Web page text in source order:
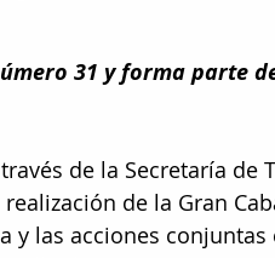
31 y forma parte
de la Secretaría de
de la Gran
y las acciones